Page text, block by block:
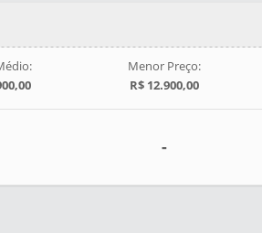
Menor Preço:
R$ 12.900,00
-